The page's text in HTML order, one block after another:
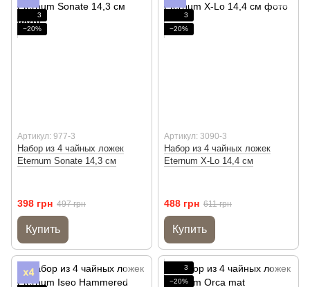
3
−20%
Артикул: 977-3
Набор из 4 чайных ложек
Eternum Sonate 14,3 см
398 грн 497 грн
Купить
3
−20%
Артикул: 3090-3
Набор из 4 чайных ложек
Eternum X-Lo 14,4 см
488 грн 611 грн
Купить
3
−20%